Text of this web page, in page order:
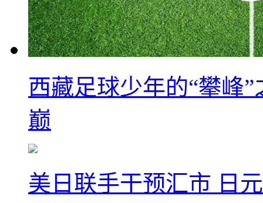
西藏足球少年的“攀峰
巅
美日联手干预汇市 日